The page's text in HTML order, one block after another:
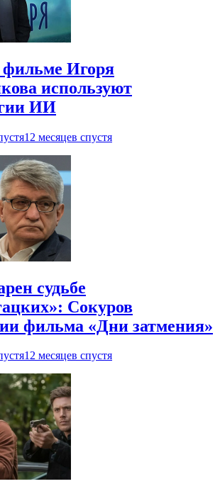
Игоря
используют
ИИ
12 месяцев спустя
судьбе
Сокуров
фильма «Дни затмения»
12 месяцев спустя